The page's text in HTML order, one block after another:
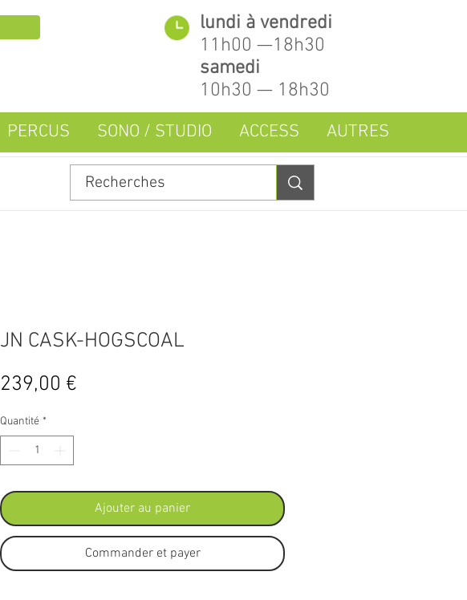
lundi à vendredi
11h00 —18h30
samedi
10h30 — 18h30
PERCUS SONO / STUDIO ACCESS AUTRES
JN CASK-HOGSCOAL
239,00 €
Quantité *
Ajouter au panier
Commander et payer